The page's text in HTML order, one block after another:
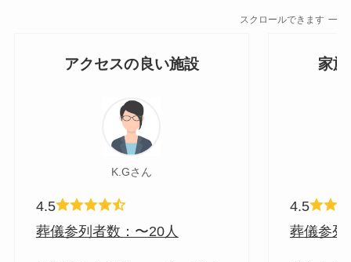
スクロールできます
アクセスの良い施設
K.Gさん
4.5
葬儀参列者数：〜20人
家
4.5
葬儀参列